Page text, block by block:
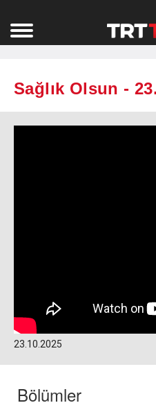
Sağlık Olsun -
23.10.2025
Bölümler